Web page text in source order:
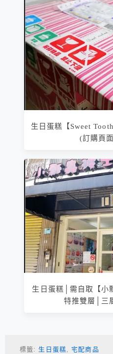
生日蛋糕【Sweet
(訂購頁
生日蛋糕│需自取【小
特推雙層│三
標籤:生日蛋糕, 宅配商品